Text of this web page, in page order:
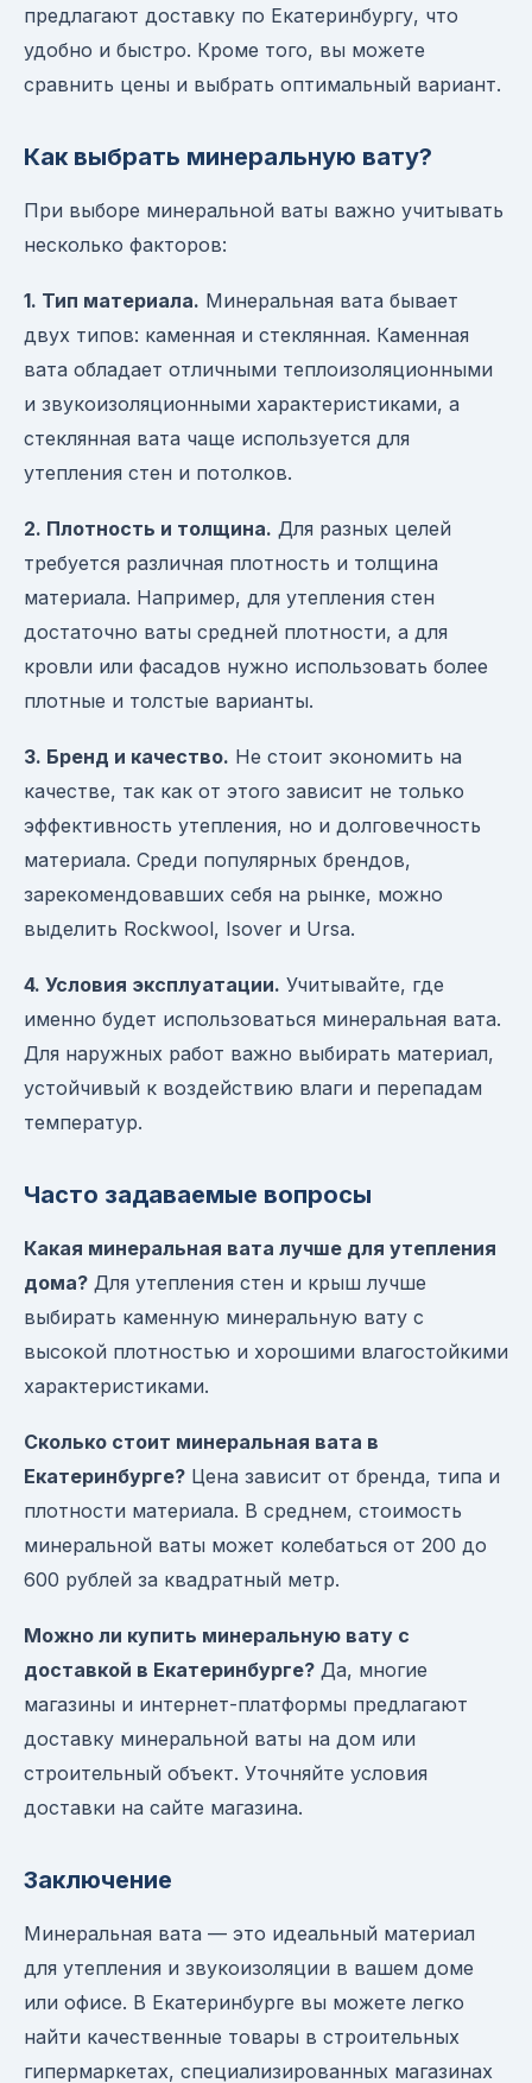
предлагают доставку по Екатеринбургу, что
удобно и быстро. Кроме того, вы можете
сравнить цены и выбрать оптимальный вариант.
Как выбрать минеральную вату?
При выборе минеральной ваты важно учитывать
несколько факторов:
1. Тип материала. Минеральная вата бывает
двух типов: каменная и стеклянная. Каменная
вата обладает отличными теплоизоляционными
и звукоизоляционными характеристиками, а
стеклянная вата чаще используется для
утепления стен и потолков.
2. Плотность и толщина. Для разных целей
требуется различная плотность и толщина
материала. Например, для утепления стен
достаточно ваты средней плотности, а для
кровли или фасадов нужно использовать более
плотные и толстые варианты.
3. Бренд и качество. Не стоит экономить на
качестве, так как от этого зависит не только
эффективность утепления, но и долговечность
материала. Среди популярных брендов,
зарекомендовавших себя на рынке, можно
выделить Rockwool, Isover и Ursa.
4. Условия эксплуатации. Учитывайте, где
именно будет использоваться минеральная вата.
Для наружных работ важно выбирать материал,
устойчивый к воздействию влаги и перепадам
температур.
Часто задаваемые вопросы
Какая минеральная вата лучше для утепления
дома? Для утепления стен и крыш лучше
выбирать каменную минеральную вату с
высокой плотностью и хорошими влагостойкими
характеристиками.
Сколько стоит минеральная вата в
Екатеринбурге? Цена зависит от бренда, типа и
плотности материала. В среднем, стоимость
минеральной ваты может колебаться от 200 до
600 рублей за квадратный метр.
Можно ли купить минеральную вату с
доставкой в Екатеринбурге? Да, многие
магазины и интернет-платформы предлагают
доставку минеральной ваты на дом или
строительный объект. Уточняйте условия
доставки на сайте магазина.
Заключение
Минеральная вата — это идеальный материал
для утепления и звукоизоляции в вашем доме
или офисе. В Екатеринбурге вы можете легко
найти качественные товары в строительных
гипермаркетах, специализированных магазинах